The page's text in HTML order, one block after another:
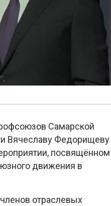
Самарской
Вячеславу Федорищеву
посвящённом
движения в
отраслевых